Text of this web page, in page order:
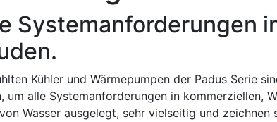
Systemanforderungen
Kühler und Wärmepumpen der Padus Serie
um alle Systemanforderungen in
Wasser ausgelegt, sehr vielseitig und